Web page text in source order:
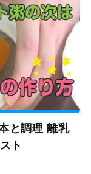
と調理 離乳
ト